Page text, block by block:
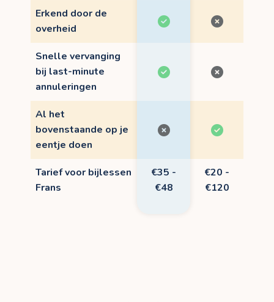
Erkend door de
overheid
Snelle vervanging
bij last-minute
annuleringen
Al het
bovenstaande op je
eentje doen
Tarief voor bijlessen
Frans
€35 -
€48
€20 -
€120